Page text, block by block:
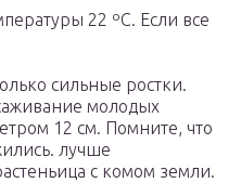
22 ºC. Если все
сильные ростки.
молодых
12 см. Помните, что
лучше
с комом земли.